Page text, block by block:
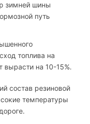
зимней шины
путь
топлива на
на 10-15%.
состав резиновой
температуры